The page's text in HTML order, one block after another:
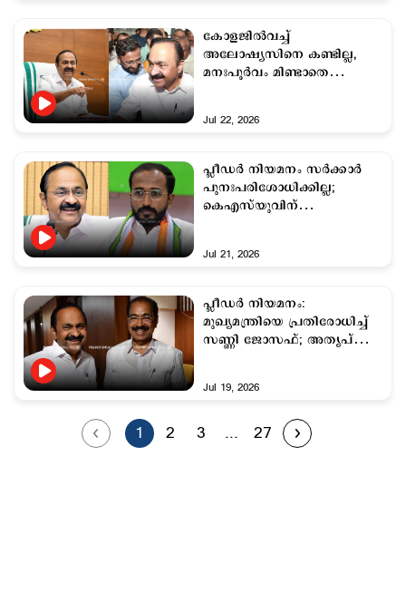
കോളജില്‍വച്ച്
അലോഷ്യസിനെ കണ്ടില്ല,
മനഃപൂര്‍വം മിണ്ടാതെ
Jul 22, 2026
പ്ലീഡർ നിയമനം സര്‍ക്കാര്‍
പുനഃപരിശോധിക്കില്ല;
കെഎസ്‌യുവിന്
Jul 21, 2026
പ്ലീഡർ നിയമനം:
മുഖ്യമന്ത്രിയെ പ്രതിരോധിച്ച്
സണ്ണി ജോസഫ്; അതൃപ്തി
Jul 19, 2026
1 2 3 ... 27